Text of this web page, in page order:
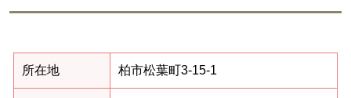
所在地 柏市松葉町3-15-1